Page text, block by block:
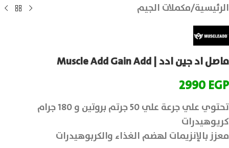
الرئيسية/مكملات الجيم
ماصل اد جين ادد | Muscle Add Gain Add
2990EGP
تحتوي علي جرعة علي 50 جرتم بروتين و 180 جرام
كريوهيدرات
معزز بالإنزيمات لهضم الغذاء والكربوهيدرات